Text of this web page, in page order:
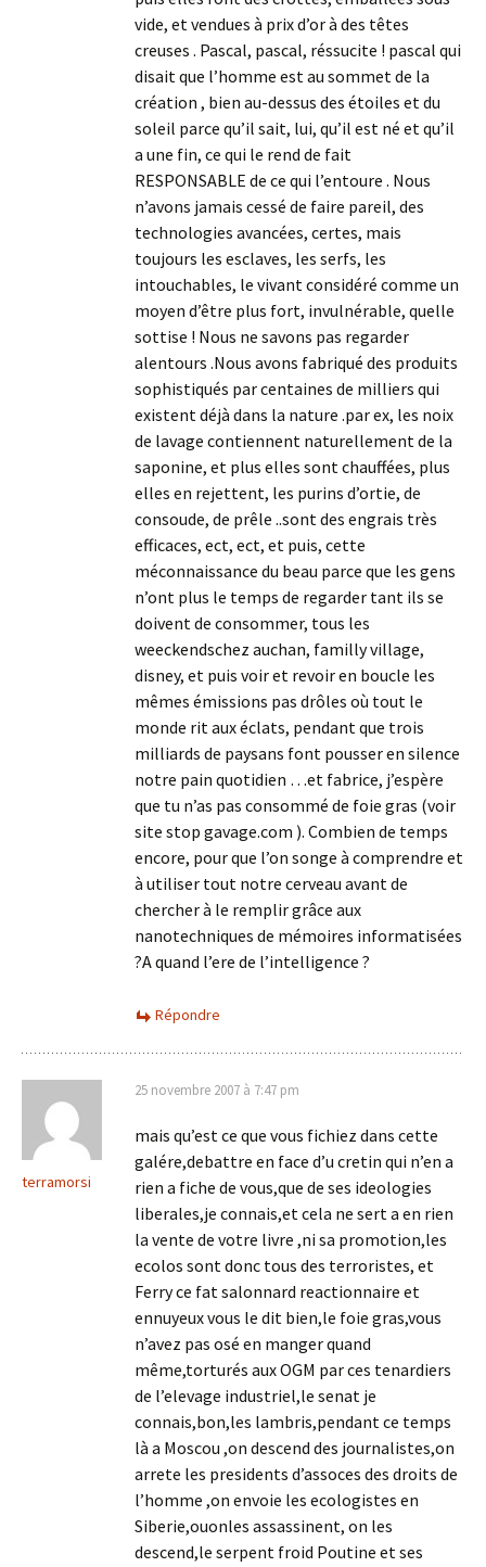
vide, et vendues à prix d’or à des têtes
creuses . Pascal, pascal, réssucite ! pascal qui
disait que l’homme est au sommet de la
création , bien au-dessus des étoiles et du
soleil parce qu’il sait, lui, qu’il est né et qu’il
a une fin, ce qui le rend de fait
RESPONSABLE de ce qui l’entoure . Nous
n’avons jamais cessé de faire pareil, des
technologies avancées, certes, mais
toujours les esclaves, les serfs, les
intouchables, le vivant considéré comme un
moyen d’être plus fort, invulnérable, quelle
sottise ! Nous ne savons pas regarder
alentours .Nous avons fabriqué des produits
sophistiqués par centaines de milliers qui
existent déjà dans la nature .par ex, les noix
de lavage contiennent naturellement de la
saponine, et plus elles sont chauffées, plus
elles en rejettent, les purins d’ortie, de
consoude, de prêle ..sont des engrais très
efficaces, ect, ect, et puis, cette
méconnaissance du beau parce que les gens
n’ont plus le temps de regarder tant ils se
doivent de consommer, tous les
weeckendschez auchan, familly village,
disney, et puis voir et revoir en boucle les
mêmes émissions pas drôles où tout le
monde rit aux éclats, pendant que trois
milliards de paysans font pousser en silence
notre pain quotidien …et fabrice, j’espère
que tu n’as pas consommé de foie gras (voir
site stop gavage.com ). Combien de temps
encore, pour que l’on songe à comprendre et
à utiliser tout notre cerveau avant de
chercher à le remplir grâce aux
nanotechniques de mémoires informatisées
?A quand l’ere de l’intelligence ?
Répondre
terramorsi
25 novembre 2007 à 7:47 pm
mais qu’est ce que vous fichiez dans cette
galére,debattre en face d’u cretin qui n’en a
rien a fiche de vous,que de ses ideologies
liberales,je connais,et cela ne sert a en rien
la vente de votre livre ,ni sa promotion,les
ecolos sont donc tous des terroristes, et
Ferry ce fat salonnard reactionnaire et
ennuyeux vous le dit bien,le foie gras,vous
n’avez pas osé en manger quand
même,torturés aux OGM par ces tenardiers
de l’elevage industriel,le senat je
connais,bon,les lambris,pendant ce temps
là a Moscou ,on descend des journalistes,on
arrete les presidents d’assoces des droits de
l’homme ,on envoie les ecologistes en
Siberie,ouonles assassinent, on les
descend,le serpent froid Poutine et ses